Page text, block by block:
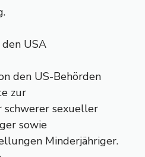
USA
den US-Behörden
zur
sexueller
sowie
Minderjähriger.